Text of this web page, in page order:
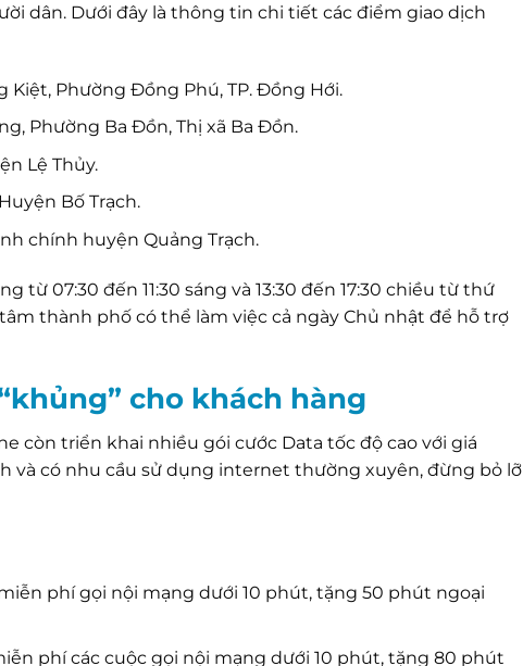
dân. Dưới đây là thông tin chi tiết các điểm giao dịch
Phường Đồng Phú, TP. Đồng Hới.
Phường Ba Đồn, Thị xã Ba Đồn.
Lệ Thủy.
Bố Trạch.
chính huyện Quảng Trạch.
từ 07:30 đến 11:30 sáng và 13:30 đến 17:30 chiều từ thứ
thành phố có thể làm việc cả ngày Chủ nhật để hỗ trợ
cho khách hàng
còn triển khai nhiều gói cước Data tốc độ cao với giá
và có nhu cầu sử dụng internet thường xuyên, đừng bỏ lỡ
phí gọi nội mạng dưới 10 phút, tặng 50 phút ngoại
phí các cuộc gọi nội mạng dưới 10 phút, tặng 80 phút